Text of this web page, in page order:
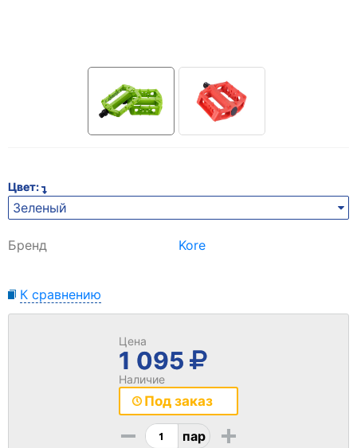
Цвет:
Зеленый
Бренд Kore
К сравнению
Цена
1 095
Наличие
Под заказ
- пар +